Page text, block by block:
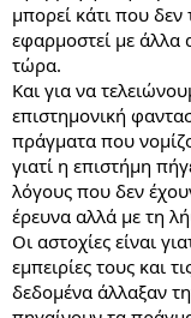
μπορεί κάτι που
εφαρμοστεί με
τώρα.
Και για να
επιστημονική
πράγματα που
γιατί η επιστήμη
λόγους που δεν
έρευνα αλλά με τη
Οι αστοχίες είναι
εμπειρίες τους και
δεδομένα άλλαξαν